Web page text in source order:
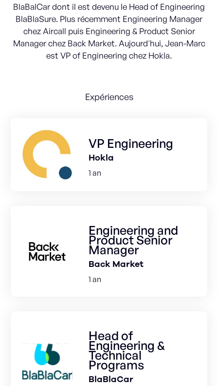
BlaBalCar dont il est devenu le Head of Engineering
BlaBlaSure. Plus récemment Engineering Manager
chez Aircall puis Engineering & Product Senior
Manager chez Back Market. Aujourd'hui, Jean-Marc
est VP of Engineering chez Hokla.
Expériences
VP Engineering
Hokla
1 an
Engineering and
Product Senior
Manager
Back Market
1 an
Head of
Engineering &
Technical
Programs
BlaBlaCar